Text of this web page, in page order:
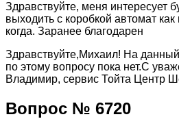
Здравствуйте, меня интересует
выходить с коробкой автомат
когда. Заранее благодарен
Здравствуйте,Михаил! На
по этому вопросу пока нет.С
Владимир, сервис Тойта Центр
Вопрос № 6720